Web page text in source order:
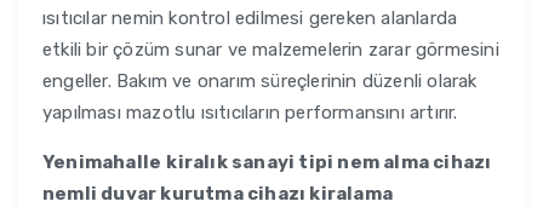
ısıtıcılar nemin kontrol edilmesi gereken alanlarda
etkili bir çözüm sunar ve malzemelerin zarar görmesini
engeller. Bakım ve onarım süreçlerinin düzenli olarak
yapılması mazotlu ısıtıcıların performansını artırır.
Yenimahalle kiralık sanayi tipi nem alma cihazı
nemli duvar kurutma cihazı kiralama